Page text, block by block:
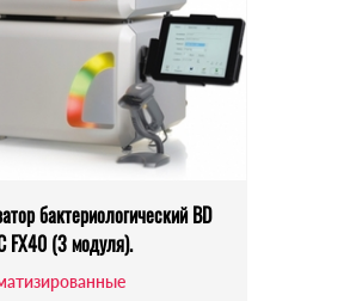
бактериологический BD
FX40 (3 модуля).